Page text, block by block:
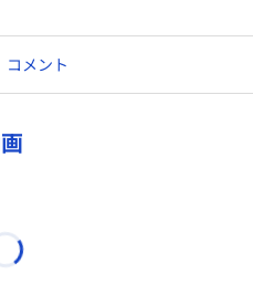
コメント